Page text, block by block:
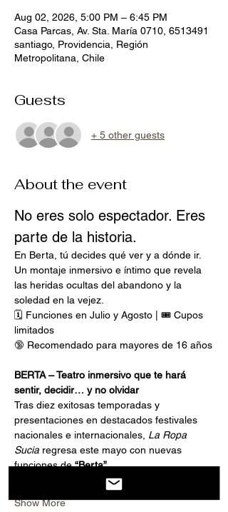
Aug 02, 2026, 5:00 PM – 6:45 PM
Casa Parcas, Av. Sta. María 0710, 6513491
santiago, Providencia, Región
Metropolitana, Chile
Guests
+ 5 other guests
About the event
No eres solo espectador. Eres
parte de la historia.
En Berta, tú decides qué ver y a dónde ir.
Un montaje inmersivo e íntimo que revela
las heridas ocultas del abandono y la
soledad en la vejez.
🗓️ Funciones en Julio y Agosto | 🎟️ Cupos
limitados
🔞 Recomendado para mayores de 16 años
BERTA – Teatro inmersivo que te hará
sentir, decidir… y no olvidar
Tras diez exitosas temporadas y
presentaciones en destacados festivales
nacionales e internacionales, La Ropa
Sucia regresa este mayo con nuevas
funciones de “Berta”.
Show More